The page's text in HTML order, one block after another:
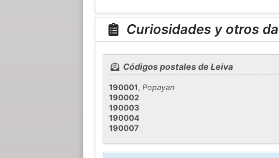
Curiosidades y otros
Códigos postales de Leiva
190001,Popayan
190002
190003
190004
190007